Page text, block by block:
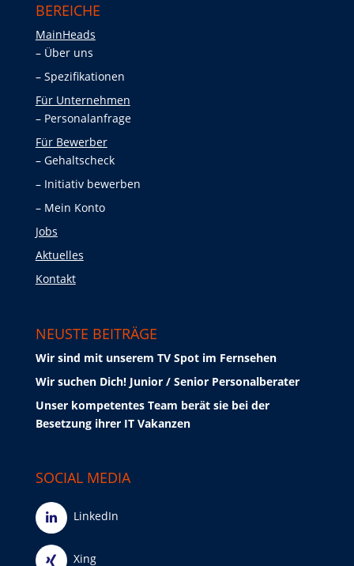
BEREICHE
MainHeads
Über uns
Spezifikationen
Für Unternehmen
Personalanfrage
Für Bewerber
Gehaltscheck
Initiativ bewerben
Mein Konto
Jobs
Aktuelles
Kontakt
NEUSTE BEITRÄGE
Wir sind mit unserem TV Spot im Fernsehen
Wir suchen Dich! Junior / Senior Personalberater
Unser kompetentes Team berät sie bei der
Besetzung ihrer IT Vakanzen
SOCIAL MEDIA
LinkedIn
Xing